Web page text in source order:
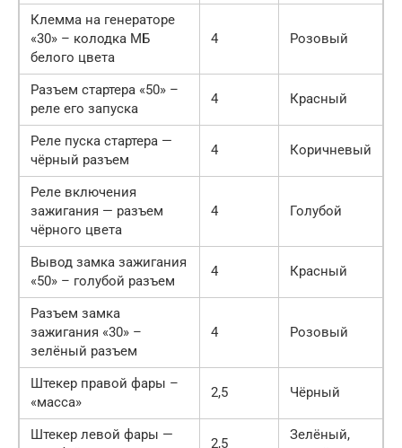
Клемма на генераторе
«30» – колодка МБ
белого цвета
4 Розовый
Разъем стартера «50» –
реле его запуска
4 Красный
Реле пуска стартера —
чёрный разъем
4 Коричневый
Реле включения
зажигания — разъем
чёрного цвета
4 Голубой
Вывод замка зажигания
«50» – голубой разъем
4 Красный
Разъем замка
зажигания «30» –
зелёный разъем
4 Розовый
Штекер правой фары –
«масса»
2,5 Чёрный
Штекер левой фары —
2,5
Зелёный,